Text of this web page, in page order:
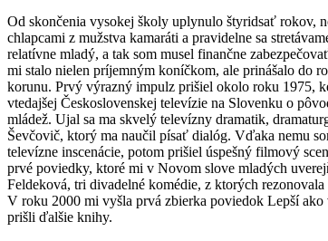
Od skončenia vysokej školy uplynulo štyridsať rokov,
chlapcami z mužstva kamaráti a pravidelne sa
relatívne mladý, a tak som musel finančne
mi stalo nielen príjemným koníčkom, ale prinášalo do
korunu. Prvý výrazný impulz prišiel okolo roku 1975,
vtedajšej Československej televízie na Slovenku o
mládež. Ujal sa ma skvelý televízny dramatik,
Ševčovič, ktorý ma naučil písať dialóg. Vďaka nemu
televízne inscenácie, potom prišiel úspešný filmový
prvé poviedky, ktoré mi v Novom slove mladých
Feldeková, tri divadelné komédie, z ktorých
V roku 2000 mi vyšla prvá zbierka poviedok Lepší ako
prišli ďalšie knihy.